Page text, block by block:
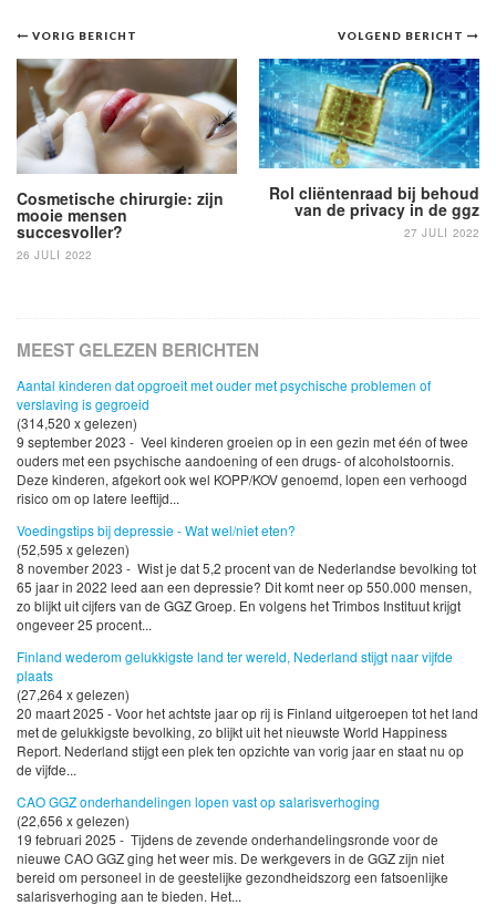
Bericht
navigatie
VOLGEND BERICHT
Rol cliëntenraad bij behoud
van de privacy in de ggz
27 JULI 2022
VORIG BERICHT
Cosmetische chirurgie: zijn
mooie mensen
succesvoller?
26 JULI 2022
MEEST GELEZEN BERICHTEN
Aantal kinderen dat opgroeit met ouder met psychische problemen of
verslaving is gegroeid
(314,520 x gelezen)
9 september 2023 - Veel kinderen groeien op in een gezin met één of twee
ouders met een psychische aandoening of een drugs- of alcoholstoornis.
Deze kinderen, afgekort ook wel KOPP/KOV genoemd, lopen een verhoogd
risico om op latere leeftijd...
Voedingstips bij depressie - Wat wel/niet eten?
(52,595 x gelezen)
8 november 2023 - Wist je dat 5,2 procent van de Nederlandse bevolking tot
65 jaar in 2022 leed aan een depressie? Dit komt neer op 550.000 mensen,
zo blijkt uit cijfers van de GGZ Groep. En volgens het Trimbos Instituut krijgt
ongeveer 25 procent...
Finland wederom gelukkigste land ter wereld, Nederland stijgt naar vijfde
plaats
(27,264 x gelezen)
20 maart 2025 - Voor het achtste jaar op rij is Finland uitgeroepen tot het land
met de gelukkigste bevolking, zo blijkt uit het nieuwste World Happiness
Report. Nederland stijgt een plek ten opzichte van vorig jaar en staat nu op
de vijfde...
CAO GGZ onderhandelingen lopen vast op salarisverhoging
(22,656 x gelezen)
19 februari 2025 - Tijdens de zevende onderhandelingsronde voor de
nieuwe CAO GGZ ging het weer mis. De werkgevers in de GGZ zijn niet
bereid om personeel in de geestelijke gezondheidszorg een fatsoenlijke
salarisverhoging aan te bieden. Het...